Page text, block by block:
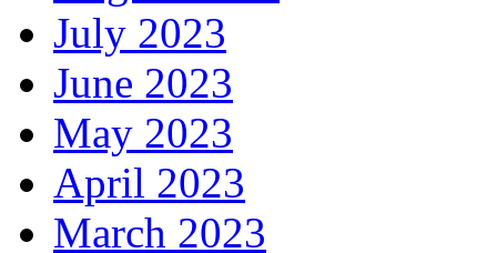
July 2023
June 2023
May 2023
April 2023
March 2023